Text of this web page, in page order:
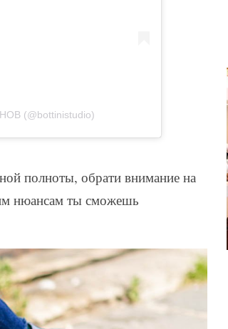
(@bottinistudio)
полноты, обрати внимание на
нюансам ты сможешь